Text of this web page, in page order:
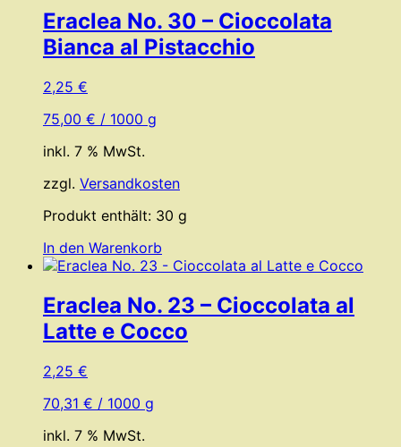
Eraclea No. 30 – Cioccolata
Bianca al Pistacchio
2,25 €
75,00 € / 1000 g
inkl. 7 % MwSt.
zzgl. Versandkosten
Produkt enthält: 30 g
In den Warenkorb
Eraclea No. 23 – Cioccolata al
Latte e Cocco
2,25 €
70,31 € / 1000 g
inkl. 7 % MwSt.